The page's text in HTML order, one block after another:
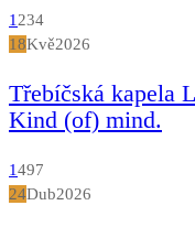
1 234
18Kvě2026
Třebíčská kapela
Kind (of) mind.
1497
24Dub2026